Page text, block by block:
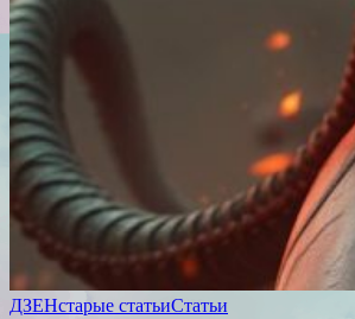
ДЗЕНстарые статьиСтатьи